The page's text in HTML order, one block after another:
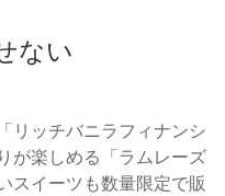
ない
リッチバニラフィナンシ
が楽しめる「ラムレーズ
スイーツも数量限定で販